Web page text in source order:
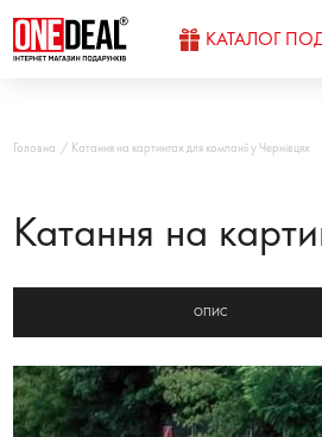
КАТАЛОГ
Головна Катання на картингах для компанії у Чернівцях
Катання на
ОПИС